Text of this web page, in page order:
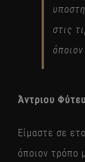
στις
Άντριου
Είμαστε σε
όποιον τρόπο